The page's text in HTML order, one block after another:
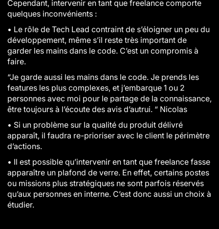
Cependant, intervenir en tant que freelance comporte
quelques inconvénients :
• Le rôle de Tech Lead contraint de s’éloigner un peu du
développement, même s’il reste très important de
garder les mains dans le code. C’est un compromis à
faire.
“Je garde aussi les mains dans le code. Je prends les
features les plus complexes, et j’embarque 1 ou 2
personnes avec moi pour le partage de la connaissance,
être toujours à l’écoute des avis d’autrui. “ Nicolas
• Si un problème sur la qualité du produit délivré
apparaît, il faudra re-prioriser avec le client le périmètre
d’actions.
• Il est possible qu’intervenir en tant que freelance fasse
apparaître un plafond de verre. En effet, certains postes
ou missions plus stratégiques ne sont parfois réservés
qu’aux personnes en interne. C’est donc aussi un choix à
étudier.